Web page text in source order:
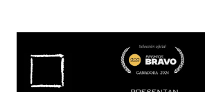
Francisco José de Caldas (Bogotá,
cuenta con el respaldo de instituciones
prestigio como la Universidad